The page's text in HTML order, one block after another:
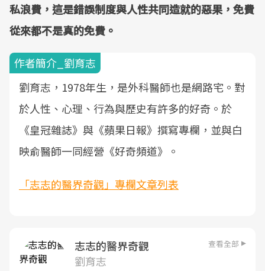
私浪費，這是錯誤制度與人性共同造就的惡果，免費
從來都不是真的免費。
作者簡介_劉育志
劉育志，1978年生，是外科醫師也是網路宅。對
於人性、心理、行為與歷史有許多的好奇。於
《皇冠雜誌》與《蘋果日報》撰寫專欄，並與白
映俞醫師一同經營《好奇頻道》。
「志志的醫界奇觀」專欄文章列表
志志的醫界奇觀 查看全部
劉育志